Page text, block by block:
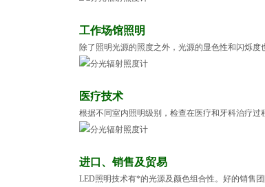
工作场馆照明
除了照明光源的照度之外，光源的显色性和闪烁度
医疗技术
根据不同室内照明级别，检查在医疗和牙科治疗过
进口、销售及贸易
LED照明技术有*的光源及颜色组合性。好的销售